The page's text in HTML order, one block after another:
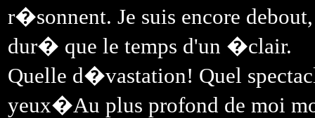
r�sonnent. Je suis encore
dur� que le temps d'un �clair.
Quelle d�vastation! Quel
yeux�Au plus profond de moi